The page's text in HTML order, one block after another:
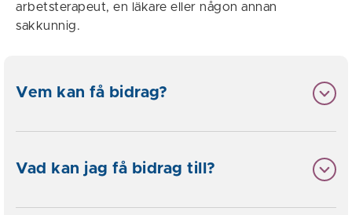
arbetsterapeut, en läkare eller någon annan
sakkunnig.
Vem kan få bidrag?
Vad kan jag få bidrag till?